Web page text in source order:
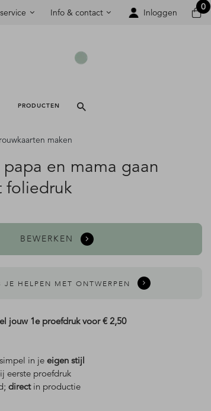
Info & contact Inloggen
0
PRODUCTEN
maken
en mama gaan
foliedruk
BEWERKEN
JE HELPEN MET ONTWERPEN
jouw 1e proefdruk voor€ 2,50
in je eigen stijl
eerste proefdruk
directin productie